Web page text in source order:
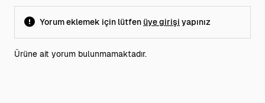
Yorum eklemek için lütfen üye girişi yapınız
Ürüne ait yorum bulunmamaktadır.